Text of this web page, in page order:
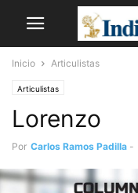
Inicio Articulistas
Articulistas
Lorenzo
Por Carlos Ramos Padilla -